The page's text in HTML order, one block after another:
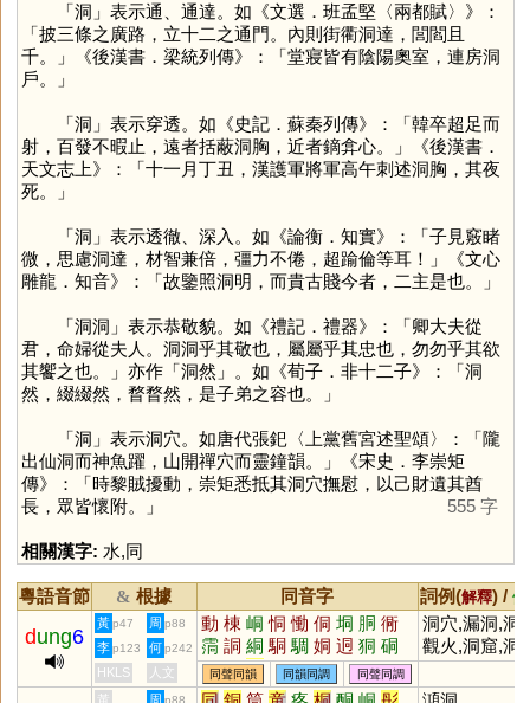
「洞 」表示通、通達。如《文選．班孟堅〈兩都賦〉》：
「披三條之廣路，立十二之通門。內則街衢洞達，閭閻且
千。」《後漢書．梁統列傳》：「堂寢皆有陰陽奧室，連房洞
戶。」
「洞 」表示穿透。如《史記．蘇秦列傳》：「韓卒超足而
射，百發不暇止，遠者括蔽洞胸，近者鏑弇心。」《後漢書．
天文志上》：「十一月丁丑，漢護軍將軍高午刺述洞胸，其夜
死。」
「洞 」表示透徹、深入。如《論衡．知實》：「子見竅睹
微，思慮洞達，材智兼倍，彊力不倦，超踰倫等耳！」《文心
雕龍．知音》：「故鑒照洞明，而貴古賤今者，二主是也。」
「洞洞」表示恭敬貌。如《禮記．禮器》：「卿大夫從
君，命婦從夫人。洞洞乎其敬也，屬屬乎其忠也，勿勿乎其欲
其饗之也。」亦作「洞然」。如《荀子．非十二子》：「洞
然，綴綴然，瞀瞀然，是子弟之容也。」
「洞 」表示洞穴。如唐代張釲〈上黨舊宮述聖頌〉：「隴
出仙洞而神魚躍，山開禪穴而靈鐘韻。」《宋史．李崇矩
傳》：「時黎賊擾動，崇矩悉抵其洞穴撫慰，以己財遺其酋
長，眾皆懷附。」
555 字
相關漢字: 水,同
粵語音節 & 根據 同音字 詞例(解釋) /
dung6
黃 p47 周 p88 動 棟 峒 恫 慟 侗 垌 胴 衕
霘 詷 絧 駧 騆 姛 迵 狪 硐
戙 挏 湩
洞穴,漏洞,洞
觀火,洞窟,洞
簫,洞穿,洞察,
洞悉,洞房,山
李 p123 何 p242
HKLS 人文 同聲同韻 同韻同調 同聲同調
黃 周